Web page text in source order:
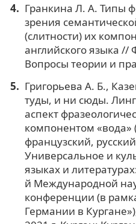
Гранкина Л. А. Типы
зрения
(слитности) их
английского языка //
Вопросы теории и
Григорьева А. Б.,
туды, и ни сюды.
аспект
компонентом «вода»
французский,
Универсальное и
языках и
й Международной
конференции (в
Германии в